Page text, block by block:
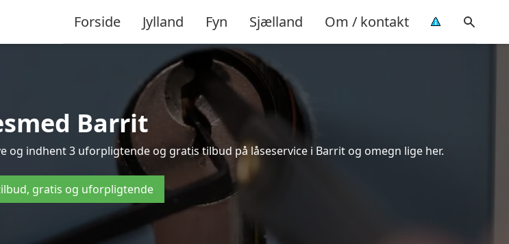
Forside Jylland Fyn Sjælland Om / kontakt
Barrit
og indhent 3 uforpligtende og gratis tilbud på låseservice i Barrit og omegn lige her.
gratis og uforpligtende